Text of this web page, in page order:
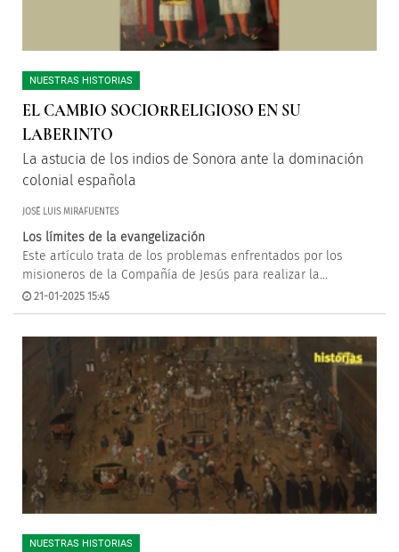
NUESTRAS HISTORIAS
EL CAMBIO SOCIORRELIGIOSO EN SU
LABERINTO
La astucia de los indios de Sonora ante la dominación
colonial española
JOSÉ LUIS MIRAFUENTES
Los límites de la evangelización
Este artículo trata de los problemas enfrentados por los
misioneros de la Compañía de Jesús para realizar la...
21-01-2025 15:45
NUESTRAS HISTORIAS